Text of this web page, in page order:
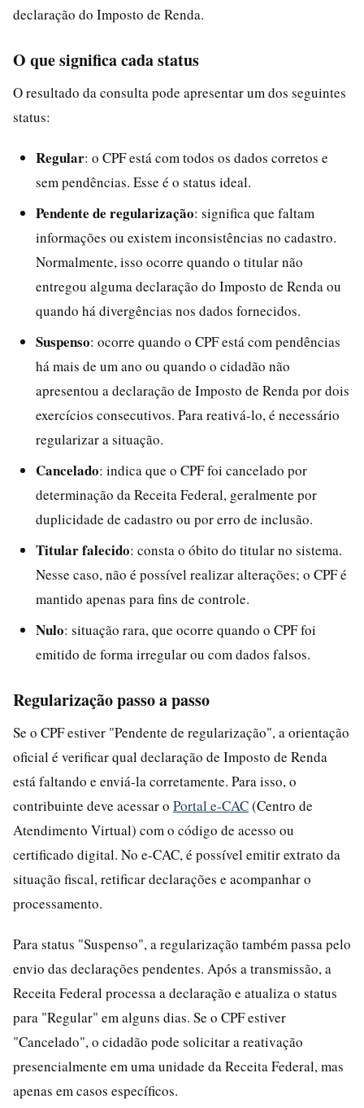
declaração do Imposto de Renda.
O que significa cada status
O resultado da consulta pode apresentar um dos seguintes
status:
Regular: o CPF está com todos os dados corretos e
sem pendências. Esse é o status ideal.
Pendente de regularização: significa que faltam
informações ou existem inconsistências no cadastro.
Normalmente, isso ocorre quando o titular não
entregou alguma declaração do Imposto de Renda ou
quando há divergências nos dados fornecidos.
Suspenso: ocorre quando o CPF está com pendências
há mais de um ano ou quando o cidadão não
apresentou a declaração de Imposto de Renda por dois
exercícios consecutivos. Para reativá-lo, é necessário
regularizar a situação.
Cancelado: indica que o CPF foi cancelado por
determinação da Receita Federal, geralmente por
duplicidade de cadastro ou por erro de inclusão.
Titular falecido: consta o óbito do titular no sistema.
Nesse caso, não é possível realizar alterações; o CPF é
mantido apenas para fins de controle.
Nulo: situação rara, que ocorre quando o CPF foi
emitido de forma irregular ou com dados falsos.
Regularização passo a passo
Se o CPF estiver "Pendente de regularização", a orientação
oficial é verificar qual declaração de Imposto de Renda
está faltando e enviá-la corretamente. Para isso, o
contribuinte deve acessar o Portal e-CAC(Centro de
Atendimento Virtual) com o código de acesso ou
certificado digital. No e-CAC, é possível emitir extrato da
situação fiscal, retificar declarações e acompanhar o
processamento.
Para status "Suspenso", a regularização também passa pelo
envio das declarações pendentes. Após a transmissão, a
Receita Federal processa a declaração e atualiza o status
para "Regular" em alguns dias. Se o CPF estiver
"Cancelado", o cidadão pode solicitar a reativação
presencialmente em uma unidade da Receita Federal, mas
apenas em casos específicos.